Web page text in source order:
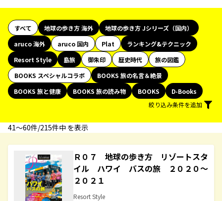
すべて 地球の歩き方 海外
地球の歩き方 Jシリーズ（国内）
aruco 海外
aruco 国内 Plat
ランキング&テクニック
Resort Style
島旅 御朱印 歴史時代
旅の図鑑
BOOKS スペシャルコラボ
BOOKS 旅の名言＆絶景
BOOKS 旅と健康
BOOKS 旅の読み物 BOOKS
D-Books
絞り込み条件を追加
41〜60件/215件中 を表示
Ｒ０７ 地球の歩き方 リゾートスタ
イル ハワイ バスの旅 ２０２０～
２０２１
Resort Style